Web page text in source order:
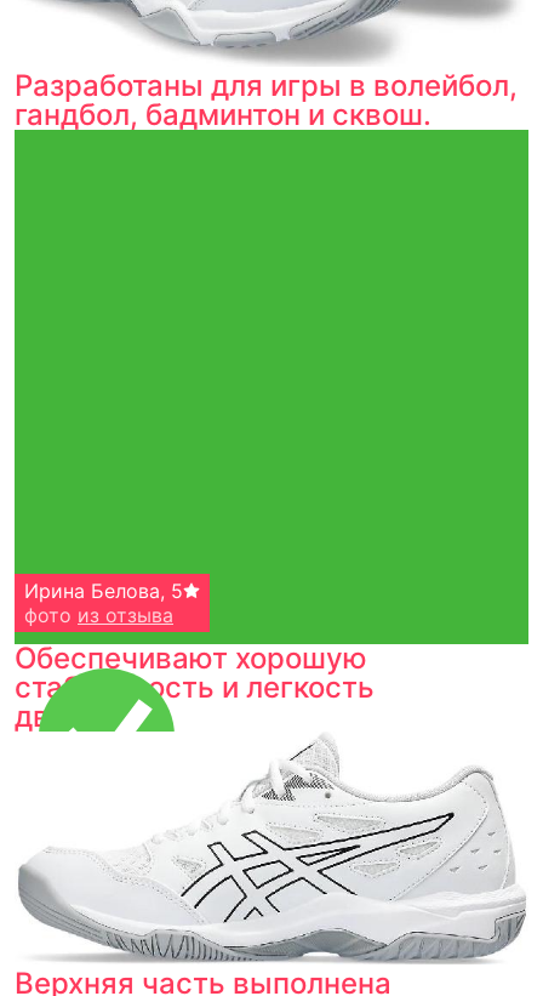
Разработаны для игры в волейбол,
гандбол, бадминтон и сквош.
Тройная гарантия
оригинальности
Товар сертифицирован и опломбирован.
Проверяем на оригинальность
по 16 параметрам.
Если придёт подделка — вернём деньги
в трёхкратном размере.
Как мы провеяем товары
Ирина Белова, 5
фото из отзыва
Обеспечивают хорошую
стабильность и легкость
движений.
Верхняя часть выполнена